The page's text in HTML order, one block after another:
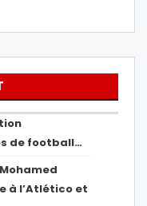
de football…
à l’Atlético et